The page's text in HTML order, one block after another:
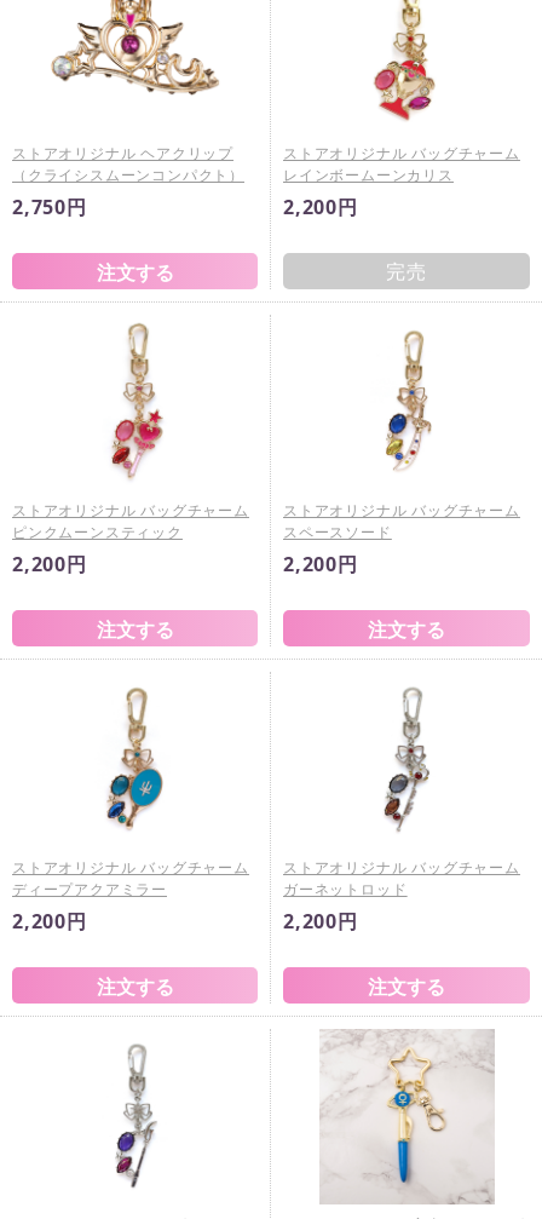
ストアオリジナル ヘアクリップ
（クライシスムーンコンパクト）
2,750円
ストアオリジナル バッグチャーム
レインボームーンカリス
2,200円
完売
ストアオリジナル バッグチャーム
ピンクムーンスティック
2,200円
ストアオリジナル バッグチャーム
スペースソード
2,200円
ストアオリジナル バッグチャーム
ディープアクアミラー
2,200円
ストアオリジナル バッグチャーム
ガーネットロッド
2,200円